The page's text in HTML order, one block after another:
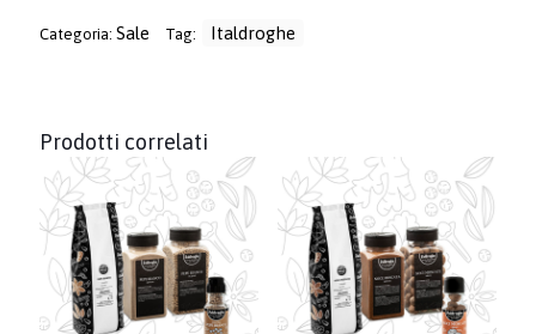
Categoria: Sale Tag: Italdroghe
Prodotti correlati